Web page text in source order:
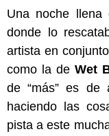
Una noche llena
donde lo
artista en
como la de Wet
de “más” es de
haciendo las
pista a este